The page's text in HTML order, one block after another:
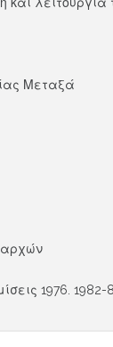
Μεταξά
1976. 1982-